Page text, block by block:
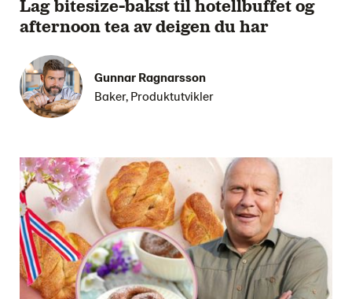
Lag bitesize-bakst til hotellbuffet og
afternoon tea av deigen du har
Gunnar Ragnarsson
Baker, Produktutvikler